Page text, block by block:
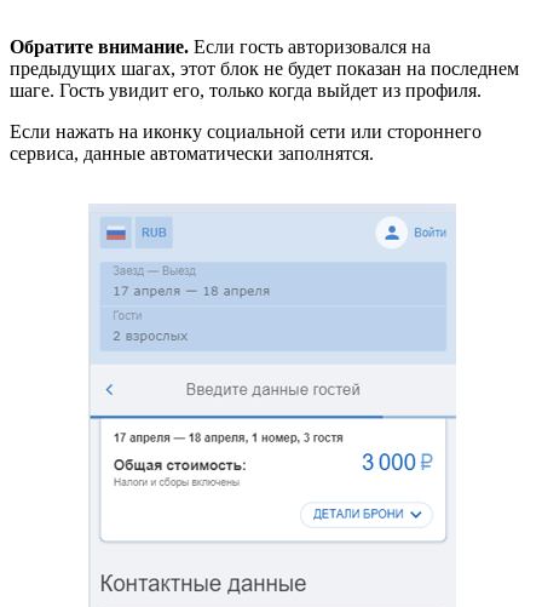
Обратите внимание. Если гость авторизовался на
предыдущих шагах, этот блок не будет показан на последнем
шаге. Гость увидит его, только когда выйдет из профиля.
Если нажать на иконку социальной сети или стороннего
сервиса, данные автоматически заполнятся.